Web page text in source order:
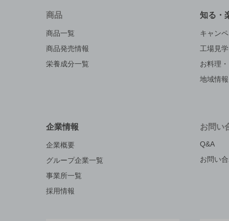
商品
商品一覧
商品発売情報
栄養成分一覧
知る・
キャン
工場見学
お料理
地域情報
企業情報
企業概要
グループ企業一覧
事業所一覧
採用情報
お問い
Q&A
お問い